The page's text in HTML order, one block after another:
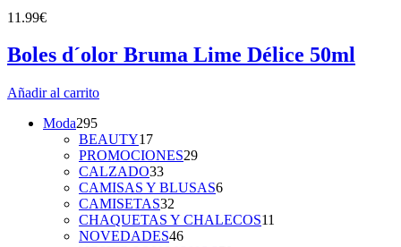
11.99€
Boles d´olor Bruma Lime Délice 50ml
Añadir al carrito
Moda295295
productos
BEAUTY1717
productos
PROMOCIONES2929
CALZADO3333
productos
CAMISAS Y BLUSAS66
CAMISETAS32
productos
CHAQUETAS Y CHALECOS11
NOVEDADES4646